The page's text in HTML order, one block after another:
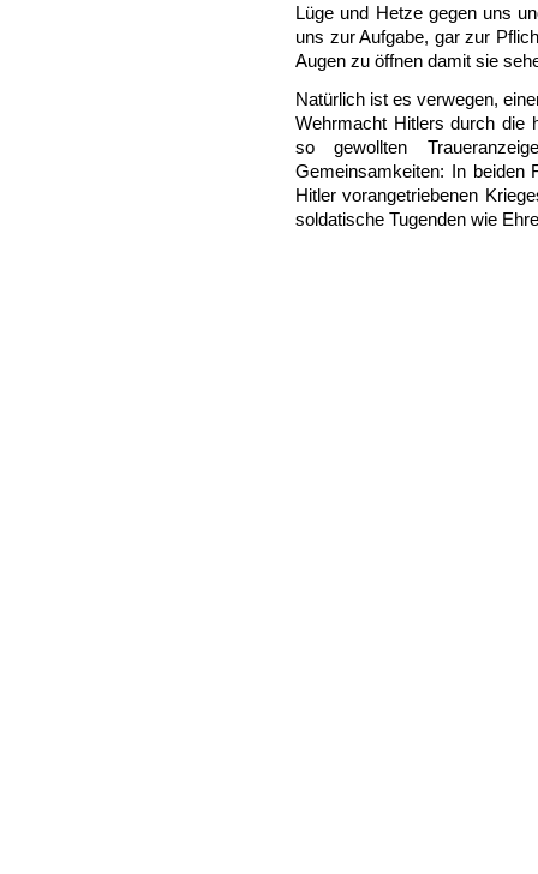
Lüge und Hetze gegen uns
uns zur Aufgabe, gar zur
Augen zu öffnen damit sie
Natürlich ist es verwegen,
Wehrmacht Hitlers durch die
so gewollten
Gemeinsamkeiten: In beiden
Hitler vorangetriebenen
soldatische Tugenden wie